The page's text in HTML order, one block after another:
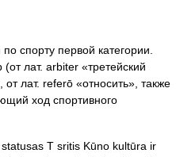
спорту первой категории.
лат. arbiter «третейский
лат. referō «относить», также
ход спортивного
T sritis Kūno kultūra ir